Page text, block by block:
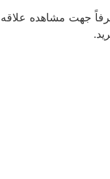
جهت مشاهده